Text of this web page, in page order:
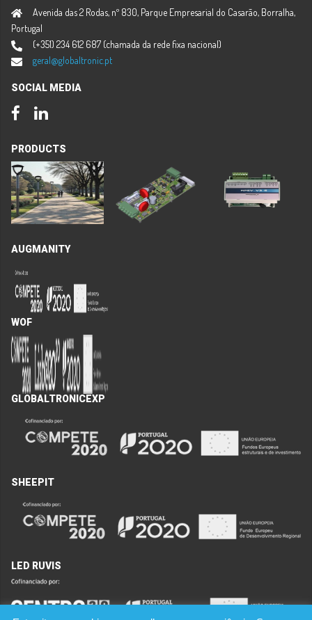
Avenida das 2 Rodas, nº 830, Parque Empresarial do Casarão, Borralha,
Portugal
(+351) 234 612 687 (chamada da rede fixa nacional)
geral@globaltronic.pt
SOCIAL MEDIA
Facebook
PRODUCTS
AUGMANITY
WOF
GLOBALTRONICEXP
SHEEPIT
LED RUVIS